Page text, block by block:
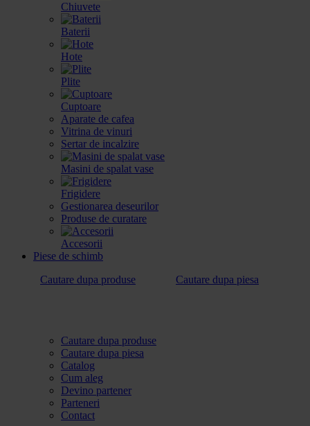
Chiuvete
Baterii
Hote
Plite
Cuptoare
Aparate de cafea
Vitrina de vinuri
Sertar de incalzire
Masini de spalat vase
Frigidere
Gestionarea deseurilor
Produse de curatare
Accesorii
Piese de schimb
Cautare dupa produse
Cautare dupa piesa
Cautare dupa produse
Cautare dupa piesa
Catalog
Cum aleg
Devino partener
Parteneri
Contact